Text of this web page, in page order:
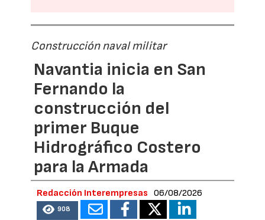
Construcción naval militar
Navantia inicia en San
Fernando la
construcción del
primer Buque
Hidrográfico Costero
para la Armada
Redacción Interempresas 06/08/2026
908